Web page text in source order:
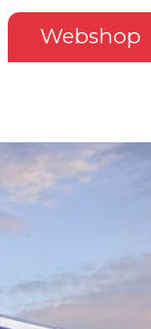
Webshop